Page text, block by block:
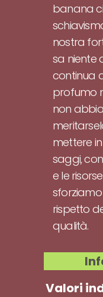
banana
nostra
sa niente
continua
profumo
non
mettere
saggi,
e le
rispetto
qualità.
Valori